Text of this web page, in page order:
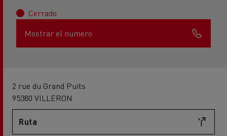
Cerrado
Mostrar el numero
2 rue du Grand Puits
95380 VILLERON
Ruta